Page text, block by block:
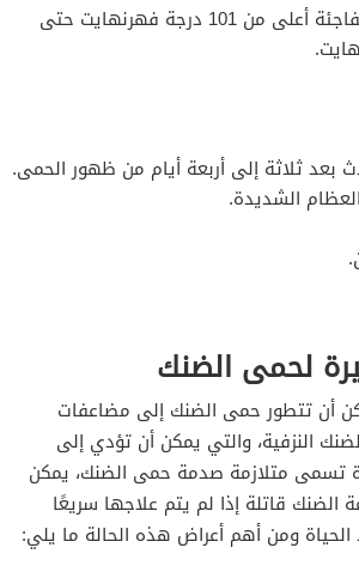
حمى شديدة مفاجئة أعلى من 101 درجة فهرنهايت حتى
ثلاثة إلى أربعة أيام من ظهور الحمى.
الشديدة.
لحمى الضنك
أن تتطور حمى الضنك إلى مضاعفات
النزفية، والتي يمكن أن تؤدي إلى
تسمى متلازمة صدمة حمى الضنك، يمكن
الضنك قاتلة إذا لم يتم علاجها سريعًا
الحياة ومن أهم أعراض هذه الحالة ما يلي: